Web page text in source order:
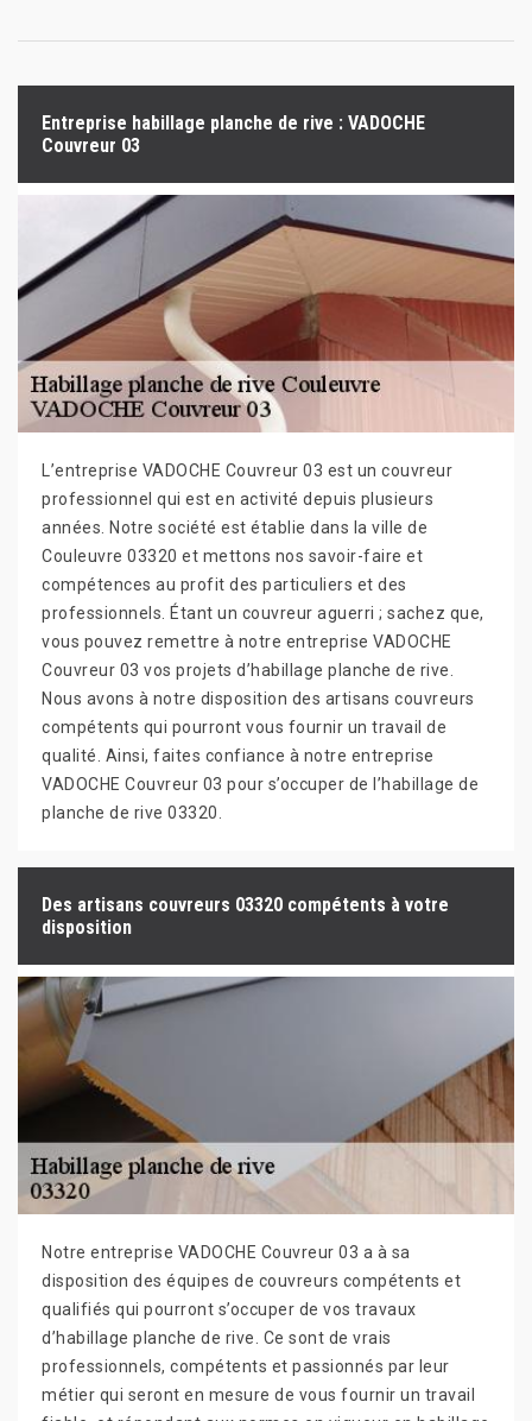
Entreprise habillage planche de rive : VADOCHE
Couvreur 03
L’entreprise VADOCHE Couvreur 03 est un couvreur
professionnel qui est en activité depuis plusieurs
années. Notre société est établie dans la ville de
Couleuvre 03320 et mettons nos savoir-faire et
compétences au profit des particuliers et des
professionnels. Étant un couvreur aguerri ; sachez que,
vous pouvez remettre à notre entreprise VADOCHE
Couvreur 03 vos projets d’habillage planche de rive.
Nous avons à notre disposition des artisans couvreurs
compétents qui pourront vous fournir un travail de
qualité. Ainsi, faites confiance à notre entreprise
VADOCHE Couvreur 03 pour s’occuper de l’habillage de
planche de rive 03320.
Des artisans couvreurs 03320 compétents à votre
disposition
Notre entreprise VADOCHE Couvreur 03 a à sa
disposition des équipes de couvreurs compétents et
qualifiés qui pourront s’occuper de vos travaux
d’habillage planche de rive. Ce sont de vrais
professionnels, compétents et passionnés par leur
métier qui seront en mesure de vous fournir un travail